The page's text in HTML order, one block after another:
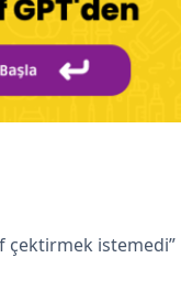
çektirmek istemedi”